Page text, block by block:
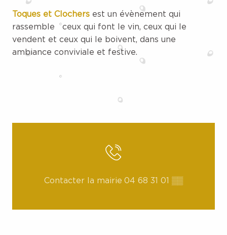
Toques et Clochers est un évènement qui
rassemble ceux qui font le vin, ceux qui le
vendent et ceux qui le boivent, dans une
ambiance conviviale et festive.
Contacter la mairie 04 68 31 01 ▒▒